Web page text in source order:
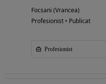
Focsani (Vrancea)
Profesionist • Publicat
Profesionist